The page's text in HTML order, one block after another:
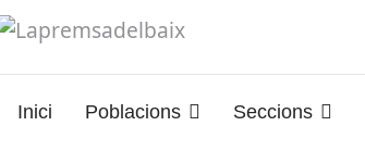
Inici Poblacions Seccions